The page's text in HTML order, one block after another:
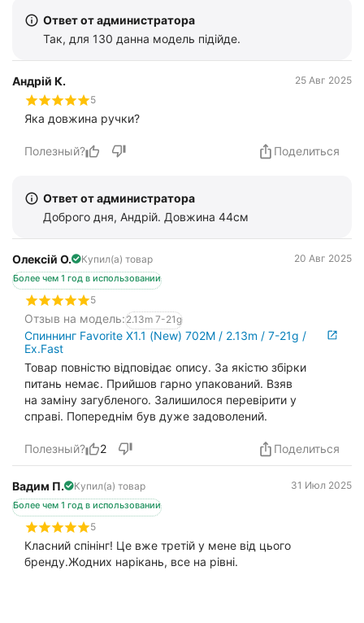
Ответ от администратора
Так, для 130 данна модель підійде.
Андрій К.
25 Авг 2025
5
Яка довжина ручки?
Полезный? Поделиться
Ответ от администратора
Доброго дня, Андрій. Довжина 44см
Олексій О. Купил(а) товар
Более чем 1 год в использовании
20 Авг 2025
5
Отзыв на модель:2.13m 7-21g
Спиннинг Favorite X1.1 (New) 702M / 2.13m / 7-21g /
Ex.Fast
Товар повністю відповідає опису. За якістю збірки
питань немає. Прийшов гарно упакований. Взяв
на заміну загубленого. Залишилося перевірити у
справі. Попереднім був дуже задоволений.
Полезный? 2 Поделиться
Вадим П. Купил(а) товар
Более чем 1 год в использовании
31 Июл 2025
5
Класний спінінг! Це вже третій у мене від цього
бренду.Жодних нарікань, все на рівні.